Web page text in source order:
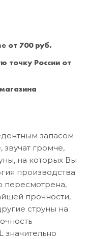
от 700 руб.
точку России от
запасом
звучат громче,
на которых Вы
производства
пересмотрена,
прочности,
струны на
значительно